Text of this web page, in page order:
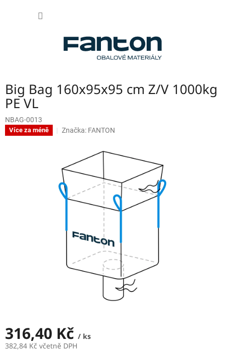
Big Bag 160x95x95 cm Z/V 1000kg
PE VL
NBAG-0013
Více za méně Značka: FANTON
316,40 Kč / ks
382,84 Kč včetně DPH